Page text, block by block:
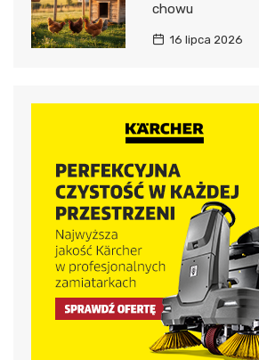
chowu
16 lipca 2026